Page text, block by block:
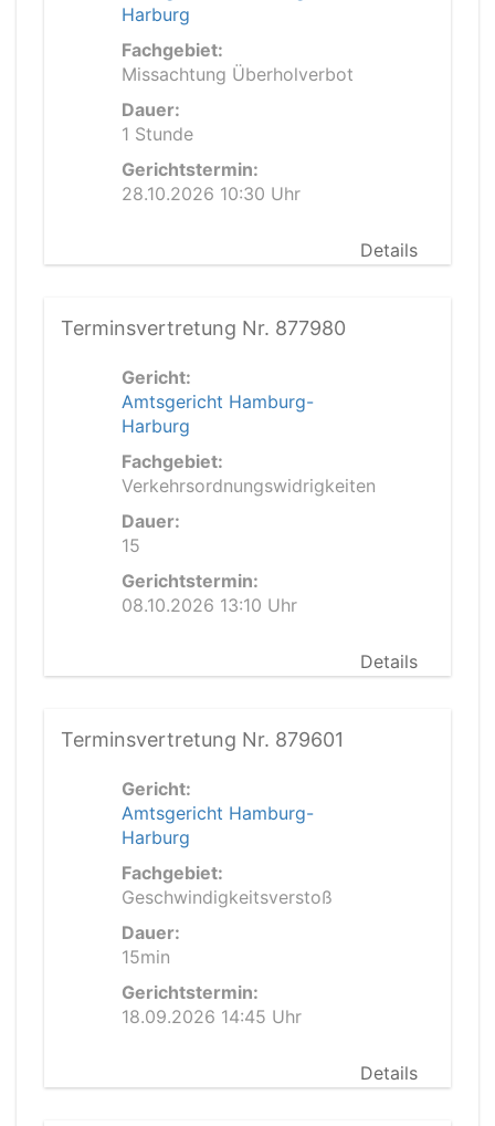
Harburg
Fachgebiet:
Missachtung Überholverbot
Dauer:
1 Stunde
Gerichtstermin:
28.10.2026 10:30 Uhr
Details
Terminsvertretung Nr. 877980
Gericht:
Amtsgericht Hamburg-
Harburg
Fachgebiet:
Verkehrsordnungswidrigkeiten
Dauer:
15
Gerichtstermin:
08.10.2026 13:10 Uhr
Details
Terminsvertretung Nr. 879601
Gericht:
Amtsgericht Hamburg-
Harburg
Fachgebiet:
Geschwindigkeitsverstoß
Dauer:
15min
Gerichtstermin:
18.09.2026 14:45 Uhr
Details